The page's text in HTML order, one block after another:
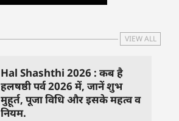
VIEW ALL
Hal Shashthi 2026 : कब है
हलषष्ठी पर्व 2026 में, जानें शुभ
मुहूर्त, पूजा विधि और इसके महत्व व
नियम.